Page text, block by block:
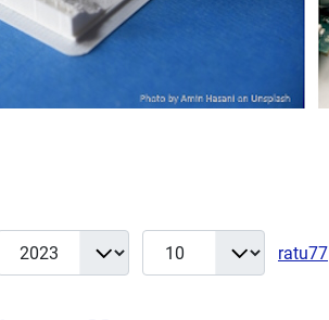
Jahr Anzeige #
ratu77